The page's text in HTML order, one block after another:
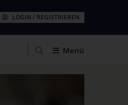
LOGIN / REGISTRIEREN
Menü